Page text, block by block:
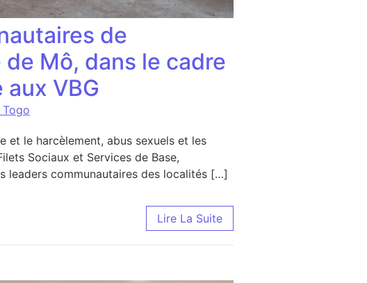
de
de Mô, dans le cadre
VBG
et le harcèlement, abus sexuels et les
Sociaux et Services de Base,
leaders communautaires des localités […]
de GBANZABADE et KONI dans la Préfecture de Mô,
Lire La Suite